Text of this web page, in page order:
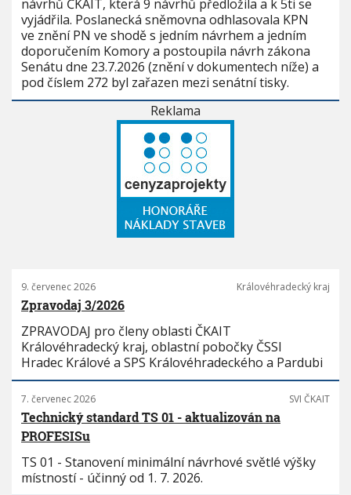
návrhů ČKAIT, která 9 návrhů předložila a k 5ti se
vyjádřila. Poslanecká sněmovna odhlasovala KPN
ve znění PN ve shodě s jedním návrhem a jedním
doporučením Komory a postoupila návrh zákona
Senátu dne 23.7.2026 (znění v dokumentech níže) a
pod číslem 272 byl zařazen mezi senátní tisky.
Reklama
9. červenec 2026 Královéhradecký kraj
Zpravodaj 3/2026
ZPRAVODAJ pro členy oblasti ČKAIT
Královéhradecký kraj, oblastní pobočky ČSSI
Hradec Králové a SPS Královéhradeckého a Pardubi
7. červenec 2026 SVI ČKAIT
Technický standard TS 01 - aktualizován na
PROFESISu
TS 01 - Stanovení minimální návrhové světlé výšky
místností - účinný od 1. 7. 2026.